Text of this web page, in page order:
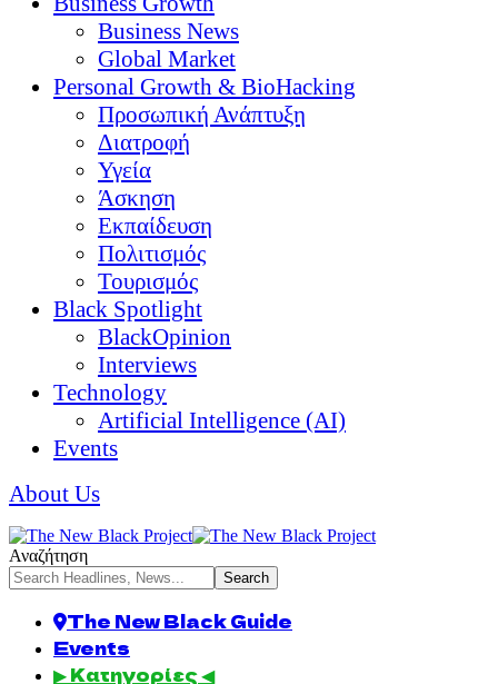
Business News
Global Market
Personal Growth & BioHacking
Προσωπική Ανάπτυξη
Διατροφή
Υγεία
Άσκηση
Εκπαίδευση
Πολιτισμός
Τουρισμός
Black Spotlight
BlackOpinion
Interviews
Technology
Artificial Intelligence (AI)
Events
About Us
Αναζήτηση
The New Black Guide
Events
▶ Κατηγορίες ◀